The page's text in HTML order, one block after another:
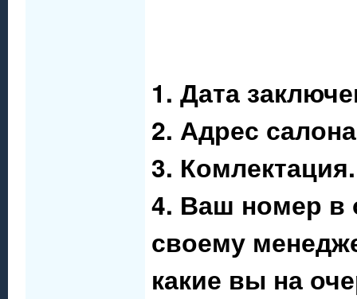
1. Дата
2. Адрес
3. Комлектация.
4. Ваш номер в
своему
какие вы на